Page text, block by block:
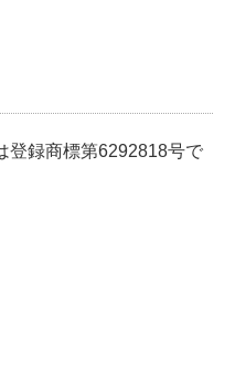
登録商標第6292818号で